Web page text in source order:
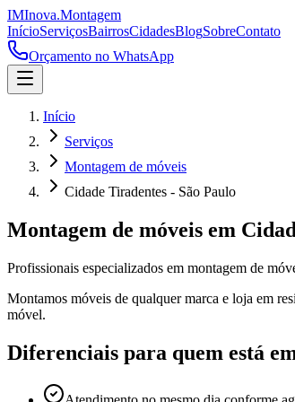
IMInova.Montagem
InícioServiçosBairrosCidadesBlogSobreContato
Orçamento no WhatsApp
Início
Serviços
Montagem de móveis
Cidade Tiradentes - São Paulo
Montagem de móveis em
Profissionais especializados em montagem de
Montamos móveis de qualquer marca e loja em
móvel.
Diferenciais para quem está